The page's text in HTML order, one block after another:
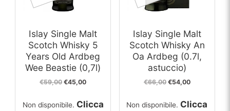
Islay Single Malt
Scotch Whisky 5
Years Old Ardbeg
Wee Beastie (0,7l)
€59,00 Il
era:
€45,00Il
è:
Non disponibile. Clicca
Islay Single Malt
Scotch Whisky An
Oa Ardbeg (0.7l,
astuccio)
€66,00 Il
era:
€54,00Il
è:
Non disponibile. Clicca